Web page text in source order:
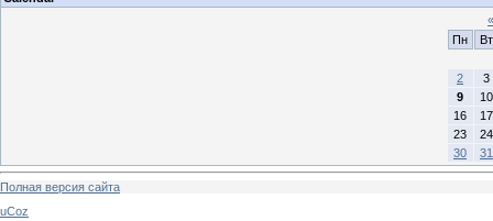
«
Пн
Вт
2
3
9
10
16
17
23
24
30
31
Полная версия сайта
uCoz